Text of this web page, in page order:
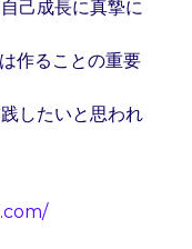
己成長に真摯に
作ることの重要
したいと思われ